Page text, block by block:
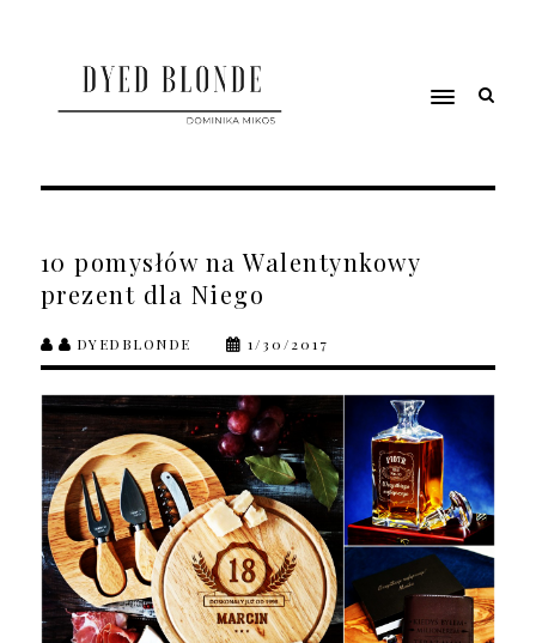
10 pomysłów na Walentynkowy
prezent dla Niego
DYEDBLONDE 1/30/2017